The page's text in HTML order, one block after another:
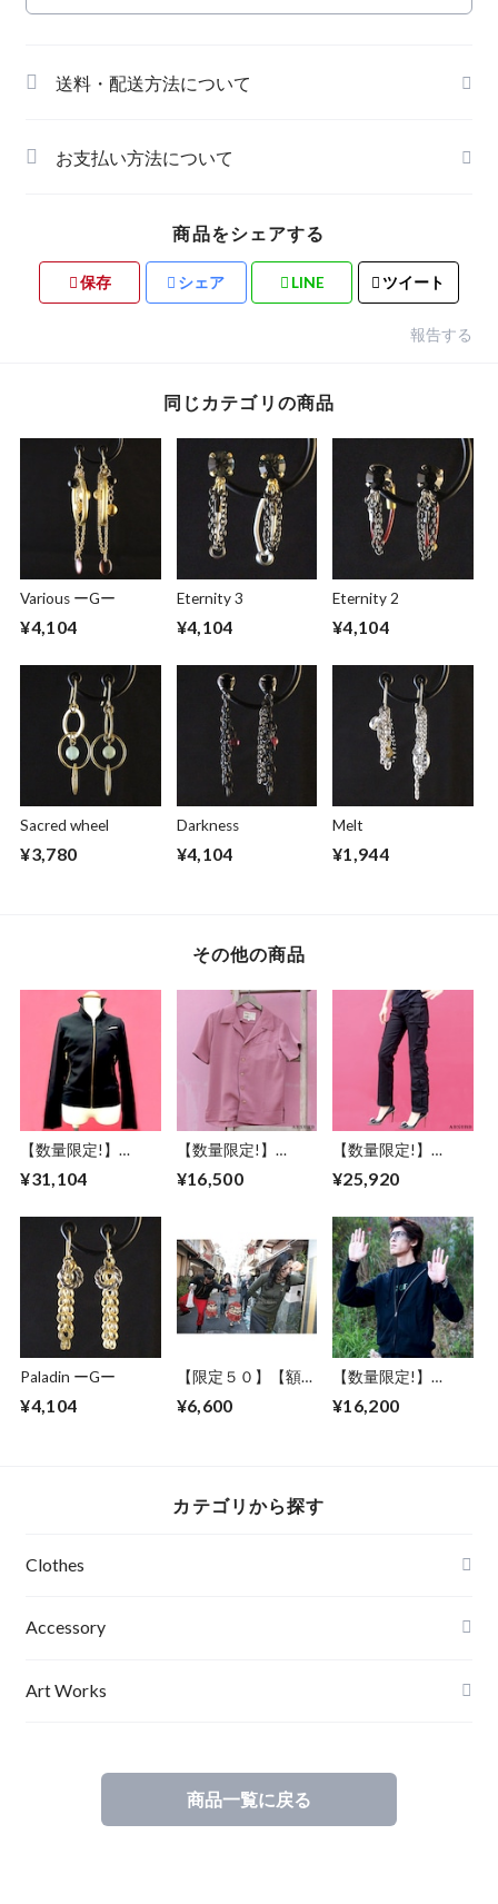
送料・配送方法について
お支払い方法について
商品をシェアする
保存 シェア LINE ツイート
報告する
同じカテゴリの商品
Various ーGー
¥4,104
Eternity 3
¥4,104
Eternity 2
¥4,104
Sacred wheel
¥3,780
Darkness
¥4,104
Melt
¥1,944
その他の商品
【数量限定!】
黒 BLACK 金 サテン
アブサード
THUNDR
BOLT（B）
¥31,104
【数量限定!】
ツ メンズ レディー
ピンク アブサード
MYMLAN（P）
¥16,500
【数量限定!】
トパンツ カーゴポ
ック 黒 アブサー
ドSYSTEM7
¥25,920
Paladin ーGー
¥4,104
【限定５０】【額セ
ートポスター
達磨 だるま エディ
¥6,600
【数量限定!】
前開き 龍 ガンメタ
¥16,200
カテゴリから探す
Clothes
Mens
Ladies
Accessory
Art Works
商品一覧に戻る